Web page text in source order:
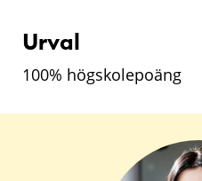
Urval
100% högskolepoäng